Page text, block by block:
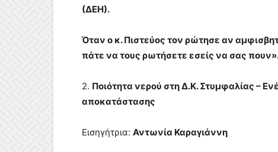
(ΔΕΗ).
Όταν ο κ. Πιστεύος τον ρώτησε αν
πάτε να τους ρωτήσετε εσείς να σας
2. Ποιότητα νερού στη Δ.Κ. Στυμφαλίας –
αποκατάστασης
Εισηγήτρια: Αντωνία Καραγιάννη